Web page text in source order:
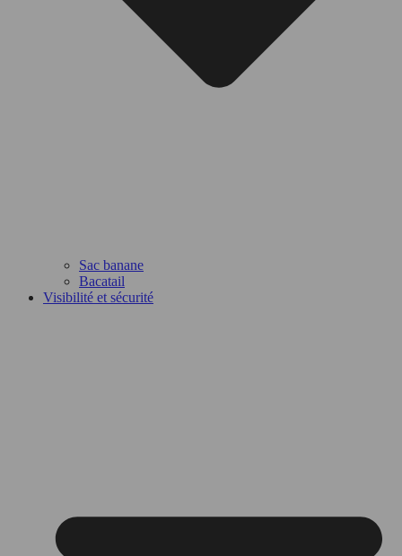
Sac banane
Bacatail
Visibilité et sécurité